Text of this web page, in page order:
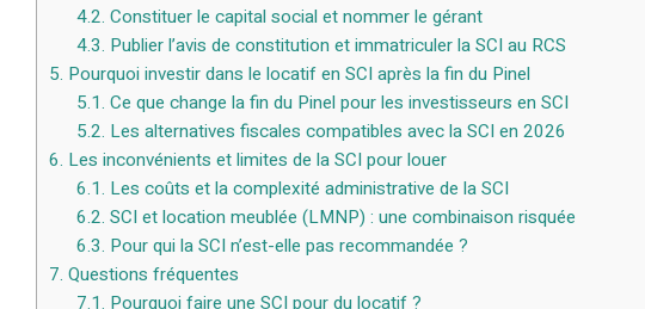
4.2. Constituer le capital social et nommer le gérant
4.3. Publier l’avis de constitution et immatriculer la SCI au RCS
5. Pourquoi investir dans le locatif en SCI après la fin du Pinel
5.1. Ce que change la fin du Pinel pour les investisseurs en SCI
5.2. Les alternatives fiscales compatibles avec la SCI en 2026
6. Les inconvénients et limites de la SCI pour louer
6.1. Les coûts et la complexité administrative de la SCI
6.2. SCI et location meublée (LMNP) : une combinaison risquée
6.3. Pour qui la SCI n’est-elle pas recommandée ?
7. Questions fréquentes
7.1. Pourquoi faire une SCI pour du locatif ?